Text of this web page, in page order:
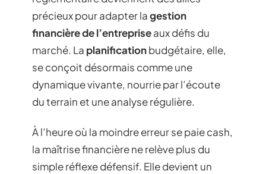
précieux pour adapter lagestion
financière de l’entrepriseaux défis du
marché. La planificationbudgétaire, elle,
se conçoit désormais comme une
dynamique vivante, nourrie par l’écoute
du terrain et une analyse régulière.
À l’heure où la moindre erreur se paie cash,
la maîtrise financière ne relève plus du
simple réflexe défensif. Elle devient un